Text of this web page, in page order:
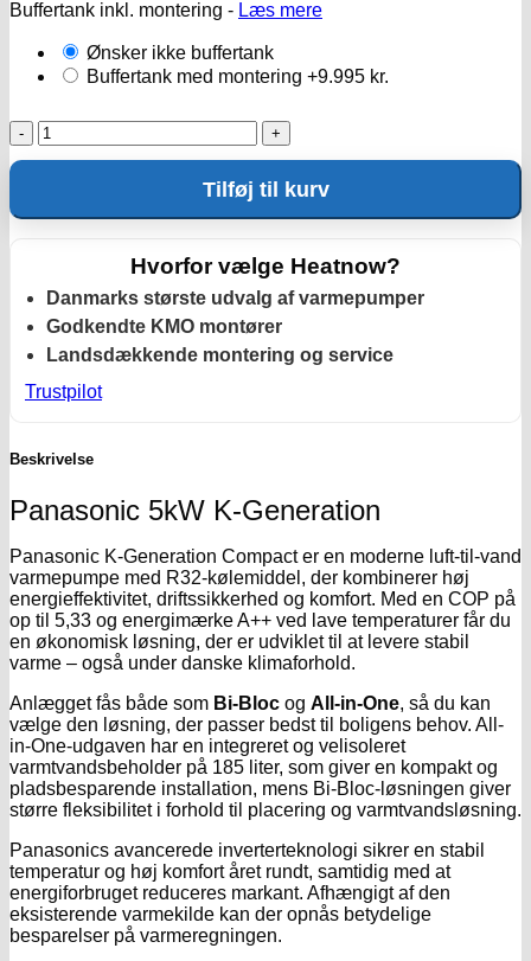
Buffertank inkl. montering - Læs mere
Ønsker ikke buffertank
Buffertank med montering +9.995 kr.
Panasonic
5kW
-
Tilføj til kurv
Hvorfor vælge Heatnow?
Danmarks største udvalg af varmepumper
Godkendte KMO montører
Landsdækkende montering og service
Trustpilot
Beskrivelse
Panasonic 5kW K-Generation
Panasonic K-Generation Compact er en moderne luft-til-vand
varmepumpe med R32-kølemiddel, der kombinerer høj
energieffektivitet, driftssikkerhed og komfort. Med en COP på
op til 5,33 og energimærke A++ ved lave temperaturer får du
en økonomisk løsning, der er udviklet til at levere stabil
varme – også under danske klimaforhold.
Anlægget fås både som Bi-Bloc og All-in-One, så du kan
vælge den løsning, der passer bedst til boligens behov. All-
in-One-udgaven har en integreret og velisoleret
varmtvandsbeholder på 185 liter, som giver en kompakt og
pladsbesparende installation, mens Bi-Bloc-løsningen giver
større fleksibilitet i forhold til placering og varmtvandsløsning.
Panasonics avancerede inverterteknologi sikrer en stabil
temperatur og høj komfort året rundt, samtidig med at
energiforbruget reduceres markant. Afhængigt af den
eksisterende varmekilde kan der opnås betydelige
besparelser på varmeregningen.